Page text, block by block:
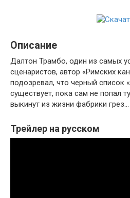
Описание
Далтон Трамбо, один из самых
сценаристов, автор «Римских
подозревал, что черный список
существует, пока сам не попал
выкинут из жизни фабрики грез…
Трейлер на русском